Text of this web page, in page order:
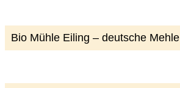
Bio Mühle Eiling – deutsche